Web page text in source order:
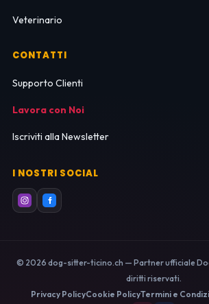
Veterinario
CONTATTI
Supporto Clienti
Lavora con Noi
Iscriviti alla Newsletter
I NOSTRI SOCIAL
© 2026 dog-sitter-ticino.ch — Partner ufficiale
diritti riservati.
Privacy PolicyCookie PolicyTermini e